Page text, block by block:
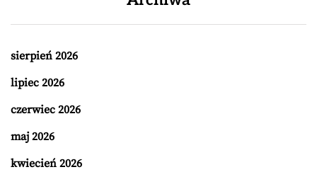
sierpień 2026
lipiec 2026
czerwiec 2026
maj 2026
kwiecień 2026